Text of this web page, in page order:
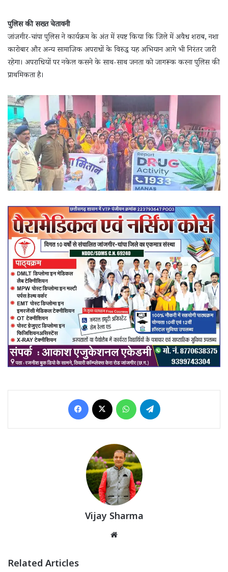
पुलिस की सख्त चेतावनी
जांजगीर-चांपा पुलिस ने कार्यक्रम के अंत में स्पष्ट किया कि जिले में अवैध शराब, नशा
कारोबार और अन्य सामाजिक अपराधों के विरुद्ध यह अभियान आगे भी निरंतर जारी
रहेगा। अपराधियों पर नकेल कसने के साथ-साथ जनता को जागरूक करना पुलिस की
प्राथमिकता है।
Facebook WhatsApp
Vijay Sharma
Related Articles